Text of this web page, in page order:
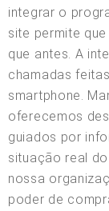
integrar o
site permite
que antes. A
chamadas
smartphone.
oferecemos
guiados por
situação real
nossa
poder de